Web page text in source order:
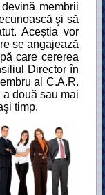
membrii
şi să
Aceștia vor
se angajează
care cererea
Director în
al C.A.R.
două sau mai
timp.